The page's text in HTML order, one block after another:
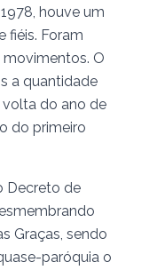
houve um
fiéis. Foram
O
a quantidade
volta do ano de
do primeiro
Decreto de
Graças, sendo
paróquia o